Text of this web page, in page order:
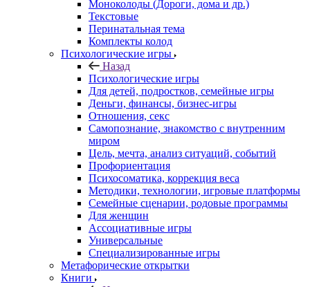
Моноколоды (Дороги, дома и др.)
Текстовые
Перинатальная тема
Комплекты колод
Психологические игры
Назад
Психологические игры
Для детей, подростков, семейные игры
Деньги, финансы, бизнес-игры
Отношения, секс
Самопознание, знакомство с внутренним
миром
Цель, мечта, анализ ситуаций, событий
Профориентация
Психосоматика, коррекция веса
Методики, технологии, игровые платформы
Семейные сценарии, родовые программы
Для женщин
Ассоциативные игры
Универсальные
Специализированные игры
Метафорические открытки
Книги